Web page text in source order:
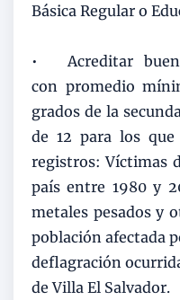
Básica Regular o
•
Acreditar
con promedio
grados de la
de 12 para los
registros: Víctimas
país entre 1980 y
metales pesados y
población afectada
deflagración
de Villa El Salvador.